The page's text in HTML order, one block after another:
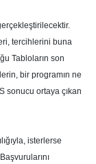
tercihlerini buna
Tabloların son
bir programın ne
sonucu ortaya çıkan
isterlerse